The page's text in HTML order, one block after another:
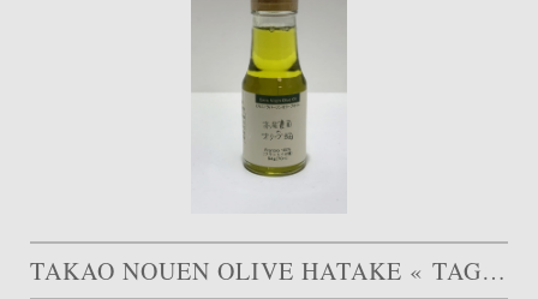
TAKAO NOUEN OLIVE HATAKE « TAGGIASCA »